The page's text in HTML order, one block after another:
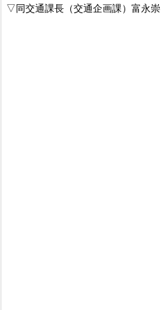
▽同交通課長（交通企画課）富永崇